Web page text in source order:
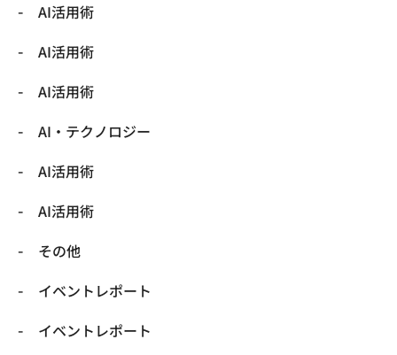
AI活用術
AI活用術
AI活用術
​AI・テクノロジー
​AI活用術
​AI活用術
​その他
​イベントレポート
​イベントレポート